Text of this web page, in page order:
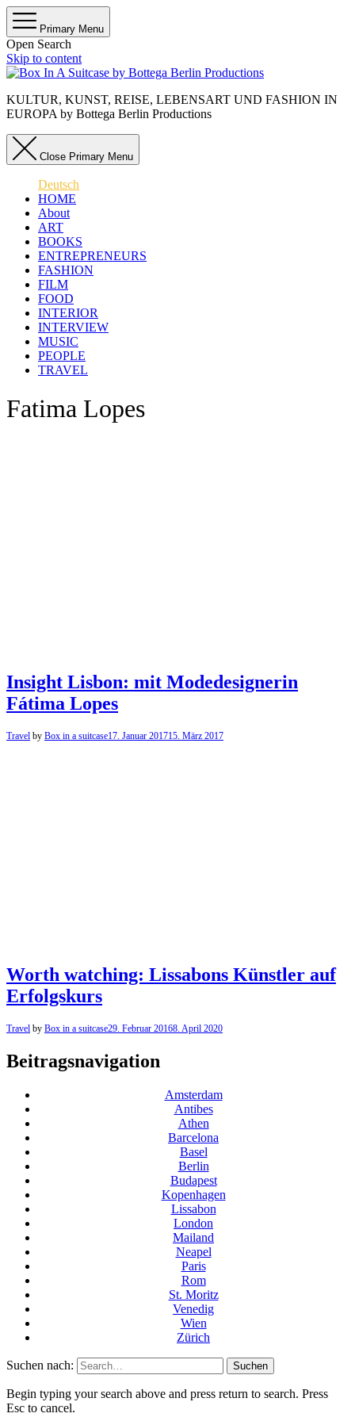
Primary Menu
Open Search
Skip to content
KULTUR, KUNST, REISE, LEBENSART UND FASHION IN
EUROPA by Bottega Berlin Productions
Close Primary Menu
Deutsch
HOME
About
ART
BOOKS
ENTREPRENEURS
FASHION
FILM
FOOD
INTERIOR
INTERVIEW
MUSIC
PEOPLE
TRAVEL
Fatima Lopes
Insight Lisbon: mit Modedesignerin
Fátima Lopes
Travel by Box in a suitcase17. Januar 201715. März 2017
Worth watching: Lissabons Künstler auf
Erfolgskurs
Travel by Box in a suitcase29. Februar 20168. April 2020
Beitragsnavigation
Amsterdam
Antibes
Athen
Barcelona
Basel
Berlin
Budapest
Kopenhagen
Lissabon
London
Mailand
Neapel
Paris
Rom
St. Moritz
Venedig
Wien
Zürich
Suchen nach:
Begin typing your search above and press return to search. Press
Esc to cancel.